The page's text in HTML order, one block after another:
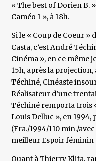
« The best of Dorien B.
Caméo 1 », à 18h.
Si le « Coup de Coeur »
Casta, c’est André
Cinéma », en ce même
15h, après la
Téchiné, Cinéaste
Réalisateur d’une
Téchiné remporta trois
Louis Delluc », en 1994,
(Fra./1994/110 min./
meilleur Espoir féminin
Quant à Thierry Klifa,